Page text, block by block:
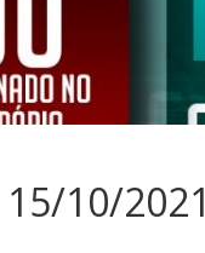
15/10/2021